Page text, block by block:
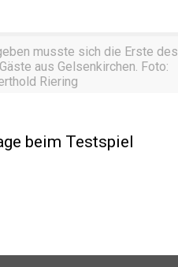
musste sich die Erste des
aus Gelsenkirchen. Foto:
Riering
beim Testspiel